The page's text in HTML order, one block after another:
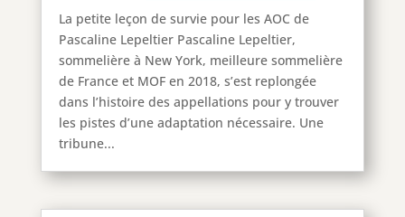
La petite leçon de survie pour les AOC de
Pascaline Lepeltier Pascaline Lepeltier,
sommelière à New York, meilleure sommelière
de France et MOF en 2018, s’est replongée
dans l’histoire des appellations pour y trouver
les pistes d’une adaptation nécessaire. Une
tribune...